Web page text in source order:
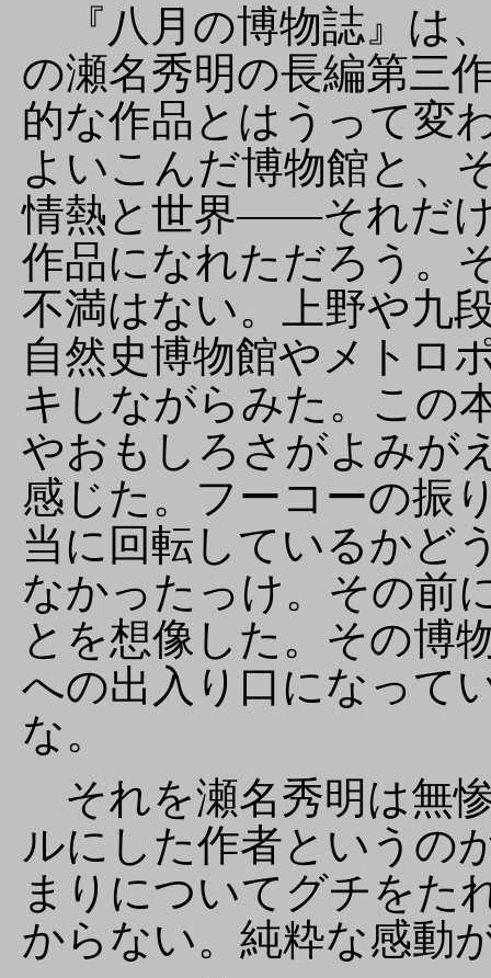
『八月の博物誌』は
の瀬名秀明の長編第三
的な作品とはうって変
よいこんだ博物館と、
情熱と世界――それだ
作品になれただろう。
不満はない。上野や九
自然史博物館やメトロ
キしながらみた。この
やおもしろさがよみが
感じた。フーコーの振
当に回転しているかど
なかったっけ。その前
とを想像した。その博
への出入り口になっ
な。
それを瀬名秀明は無
ルにした作者というの
まりについてグチをた
からない。純粋な感動